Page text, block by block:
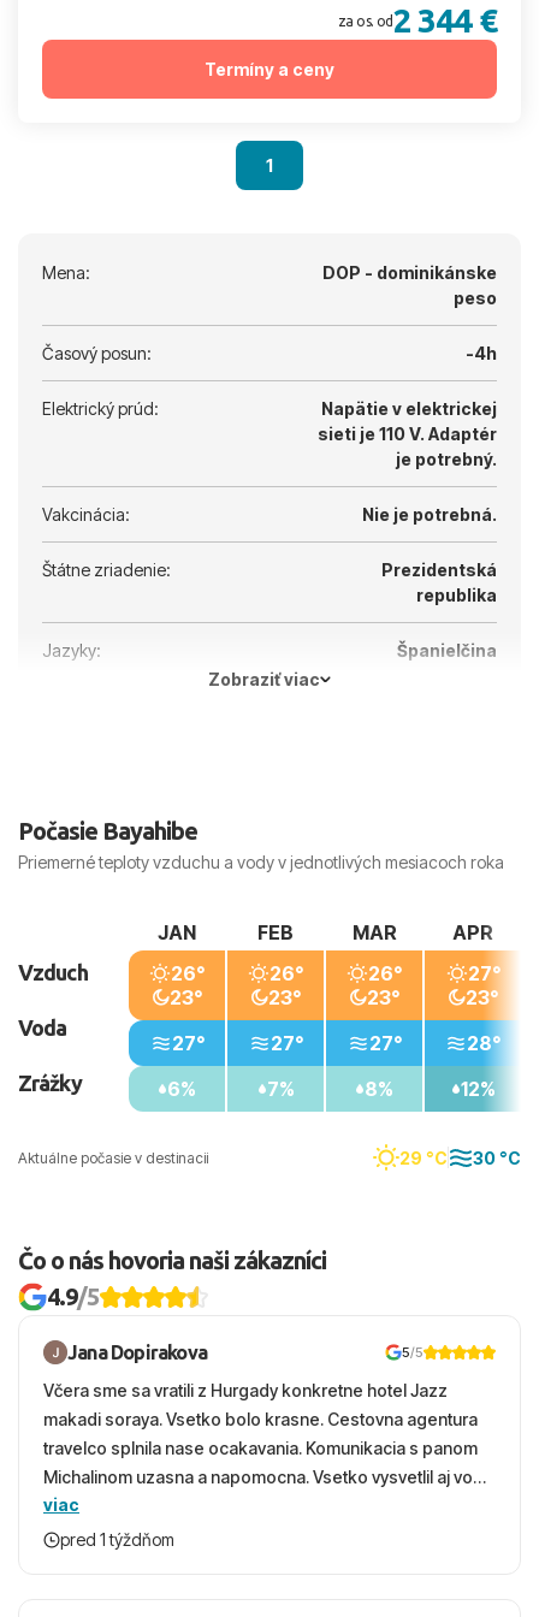
za os. od2 344 €
Termíny a ceny
1
Mena:
DOP - dominikánske
peso
Časový posun: -4h
Elektrický prúd:
Napätie v elektrickej
sieti je 110 V. Adaptér
je potrebný.
Vakcinácia: Nie je potrebná.
Štátne zriadenie:
Prezidentská
republika
Jazyky: Španielčina
Zobraziť viac
Počasie Bayahibe
Priemerné teploty vzduchu a vody v jednotlivých mesiacoch roka
Aktuálne počasie v destinacii 29 °C 30 °C
Vzduch
Voda
Zrážky
JAN
26°
23°
27°
6%
FEB
26°
23°
27°
7%
MAR
26°
23°
27°
8%
APR
27°
23°
28°
12%
Čo o nás hovoria naši zákazníci
4.9/5
Jana Dopirakova 5/5
Včera sme sa vratili z Hurgady konkretne hotel Jazz
makadi soraya. Vsetko bolo krasne. Cestovna agentura
travelco splnila nase ocakavania. Komunikacia s panom
Michalinom uzasna a napomocna. Vsetko vysvetlil aj vo
vecernych hodinach zaco sa ospravedlnujem. Hotel
krasny, cisty. Sluzby top. Strava, prostredie, more,
viac
pred 1 týždňom